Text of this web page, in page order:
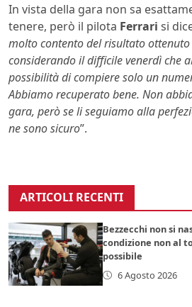
In vista della gara non sa
tenere, però il pilota Ferrari si
molto contento del risultato
considerando il difficile venerdì che
possibilità di compiere solo un
Abbiamo recuperato bene. Non
gara, però se li seguiamo alla
ne sono sicuro”.
ARTICOLI RECENTI
Bezzecchi non si
condizione non al
possibile
6 Agosto 2026